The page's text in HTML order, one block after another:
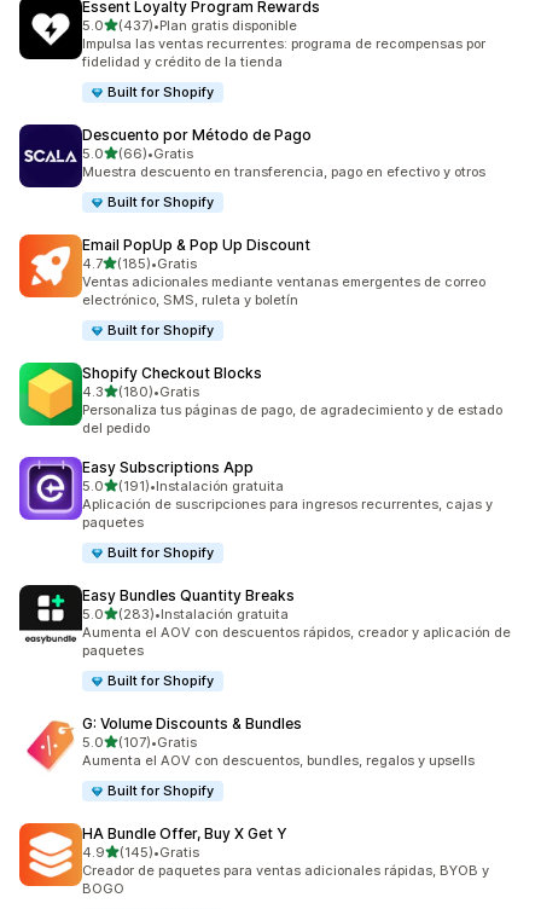
Essent Loyalty Program Rewards
5.0de 5 estrellas
(437)
437 reseñas en total
•Plan gratis disponible
Impulsa las ventas recurrentes: programa de recompensas por
fidelidad y crédito de la tienda
Built for Shopify
Descuento por Método de Pago
5.0de 5 estrellas
(66)
66 reseñas en total
•Gratis
Muestra descuento en transferencia, pago en efectivo y otros
Built for Shopify
Email PopUp & Pop Up Discount
4.7de 5 estrellas
(185)
185 reseñas en total
•Gratis
Ventas adicionales mediante ventanas emergentes de correo
electrónico, SMS, ruleta y boletín
Built for Shopify
Shopify Checkout Blocks
4.3de 5 estrellas
(180)
180 reseñas en total
•Gratis
Personaliza tus páginas de pago, de agradecimiento y de estado
del pedido
Easy Subscriptions App
5.0de 5 estrellas
(191)
191 reseñas en total
•Instalación gratuita
Aplicación de suscripciones para ingresos recurrentes, cajas y
paquetes
Built for Shopify
Easy Bundles Quantity Breaks
5.0de 5 estrellas
(283)
283 reseñas en total
•Instalación gratuita
Aumenta el AOV con descuentos rápidos, creador y aplicación de
paquetes
Built for Shopify
G: Volume Discounts & Bundles
5.0de 5 estrellas
(107)
107 reseñas en total
•Gratis
Aumenta el AOV con descuentos, bundles, regalos y upsells
Built for Shopify
HA Bundle Offer, Buy X Get Y
4.9de 5 estrellas
(145)
145 reseñas en total
•Gratis
Creador de paquetes para ventas adicionales rápidas, BYOB y
BOGO